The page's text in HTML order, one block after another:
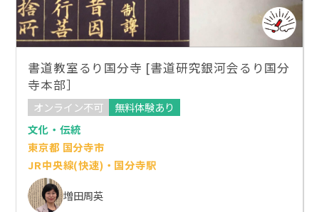
書道教室るり国分寺 [書道研究銀河会るり国分
寺本部］
オンライン不可
無料体験あり
文化・伝統
東京都 国分寺市
JR中央線(快速)・国分寺駅
増田周英